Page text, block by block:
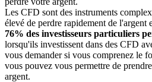
Les CFD sont des instruments
élevé de perdre rapidement de l'argent
76% des investisseurs particuliers
lorsqu'ils investissent dans des CFD
vous demander si vous comprenez le
vous pouvez vous permettre de
argent.